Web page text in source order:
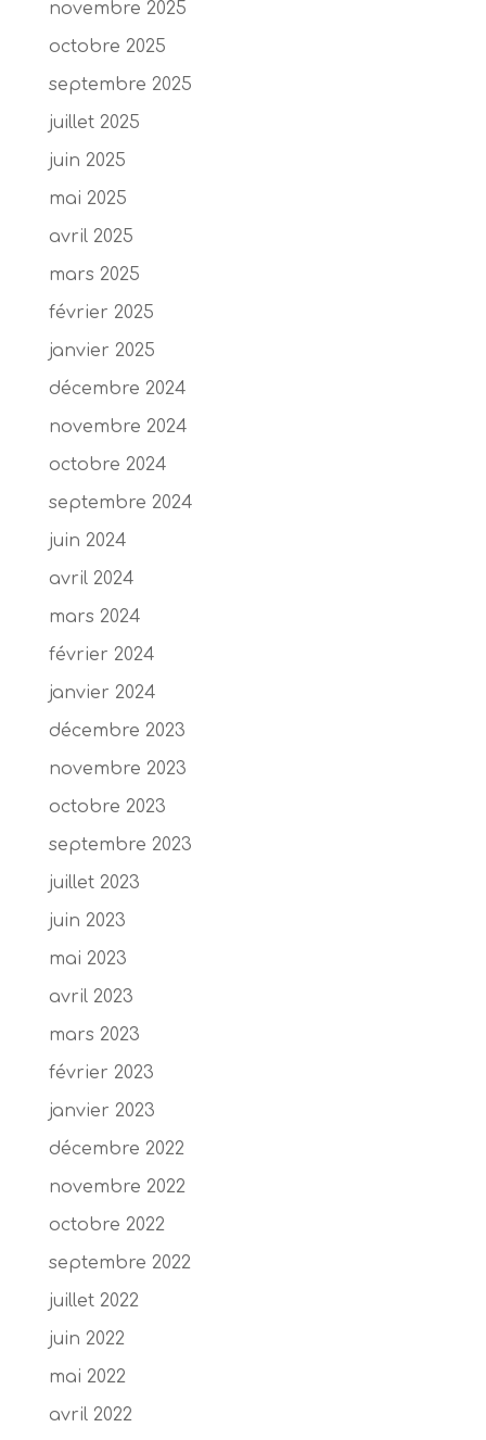
novembre 2025
octobre 2025
septembre 2025
juillet 2025
juin 2025
mai 2025
avril 2025
mars 2025
février 2025
janvier 2025
décembre 2024
novembre 2024
octobre 2024
septembre 2024
juin 2024
avril 2024
mars 2024
février 2024
janvier 2024
décembre 2023
novembre 2023
octobre 2023
septembre 2023
juillet 2023
juin 2023
mai 2023
avril 2023
mars 2023
février 2023
janvier 2023
décembre 2022
novembre 2022
octobre 2022
septembre 2022
juillet 2022
juin 2022
mai 2022
avril 2022